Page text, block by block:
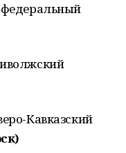
Кавказский